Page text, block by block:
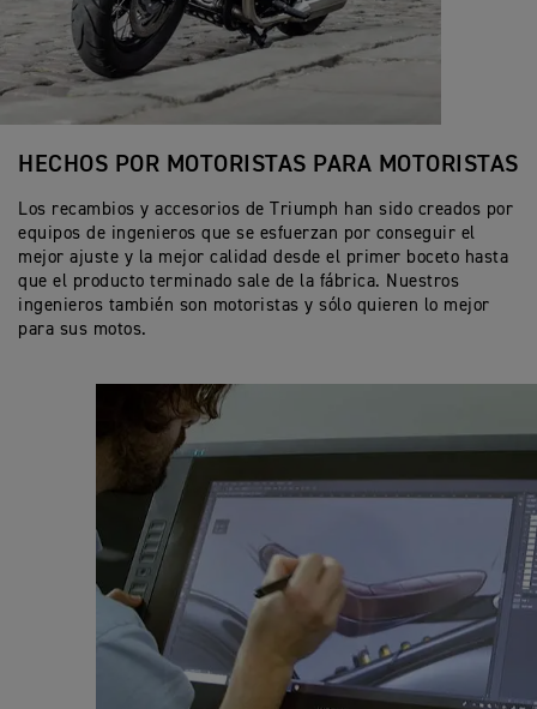
HECHOS POR MOTORISTAS PARA MOTORISTAS
Los recambios y accesorios de Triumph han sido creados por
equipos de ingenieros que se esfuerzan por conseguir el
mejor ajuste y la mejor calidad desde el primer boceto hasta
que el producto terminado sale de la fábrica. Nuestros
ingenieros también son motoristas y sólo quieren lo mejor
para sus motos.